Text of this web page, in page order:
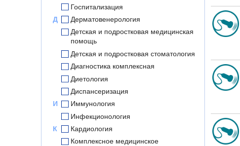
Госпитализация
Д
Дерматовенерология
Детская и подростковая медицинская
помощь
Детская и подростковая стоматология
Диагностика комплексная
Диетология
Диспансеризация
И
Иммунология
Инфекционология
К
Кардиология
Комплексное медицинское